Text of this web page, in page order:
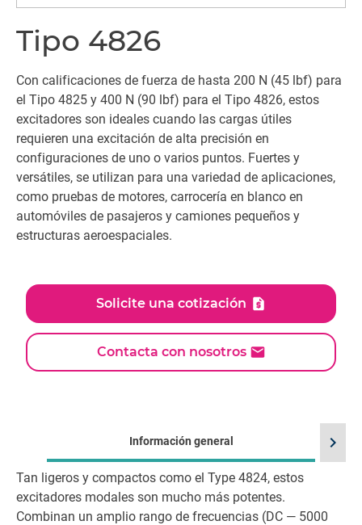
Tipo 4826
Con calificaciones de fuerza de hasta 200 N (45 lbf) para
el Tipo 4825 y 400 N (90 lbf) para el Tipo 4826, estos
excitadores son ideales cuando las cargas útiles
requieren una excitación de alta precisión en
configuraciones de uno o varios puntos. Fuertes y
versátiles, se utilizan para una variedad de aplicaciones,
como pruebas de motores, carrocería en blanco en
automóviles de pasajeros y camiones pequeños y
estructuras aeroespaciales.
Solicite una cotización
Contacta con nosotros
Información general
Tan ligeros y compactos como el Type 4824, estos
excitadores modales son mucho más potentes.
Combinan un amplio rango de frecuencias (DC — 5000
chevron_right